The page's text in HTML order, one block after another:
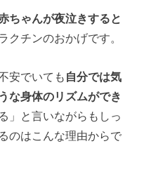
ちゃんが夜泣きすると
クチンのおかげです。
安でいても 自分では気
な身体のリズムができ
」と言いながらもしっ
のはこんな理由からで